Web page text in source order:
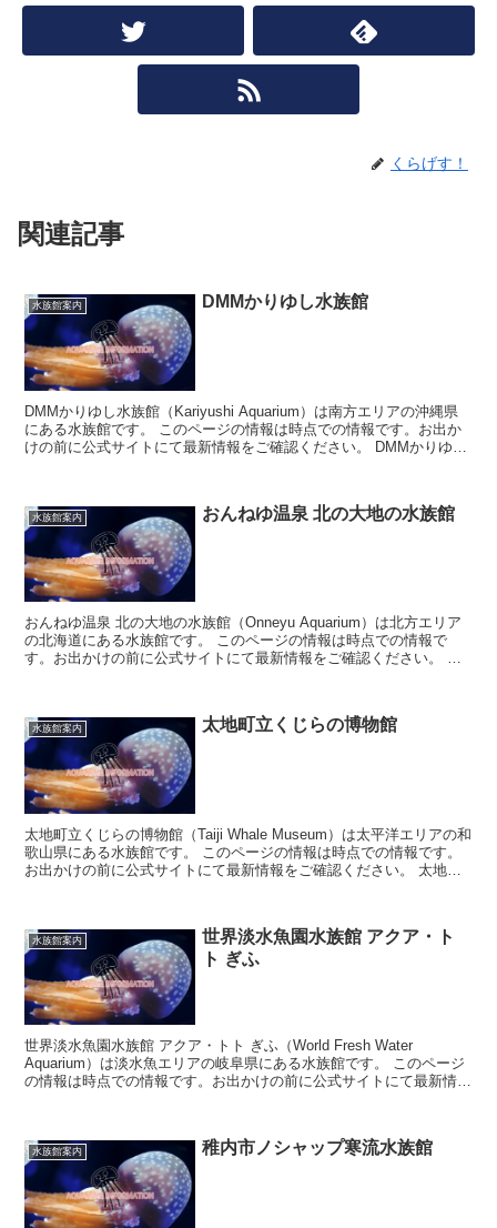
くらげす！
関連記事
水族館案内 DMMかりゆし水族館
DMMかりゆし水族館（Kariyushi Aquarium）は南方エリアの沖縄県
にある水族館です。 このページの情報は時点での情報です。お出か
けの前に公式サイトにて最新情報をご確認ください。 DMMかりゆし
水族館案内 おんねゆ温泉 北の大地の水族館
おんねゆ温泉 北の大地の水族館（Onneyu Aquarium）は北方エリア
の北海道にある水族館です。 このページの情報は時点での情報で
す。お出かけの前に公式サイトにて最新情報をご確認ください。 お
水族館案内 太地町立くじらの博物館
太地町立くじらの博物館（Taiji Whale Museum）は太平洋エリアの和
歌山県にある水族館です。 このページの情報は時点での情報です。
お出かけの前に公式サイトにて最新情報をご確認ください。 太地町
水族館案内
世界淡水魚園水族館 アクア・ト
ト ぎふ
世界淡水魚園水族館 アクア・トト ぎふ（World Fresh Water
Aquarium）は淡水魚エリアの岐阜県にある水族館です。 このページ
の情報は時点での情報です。お出かけの前に公式サイトにて最新情報
水族館案内 稚内市ノシャップ寒流水族館